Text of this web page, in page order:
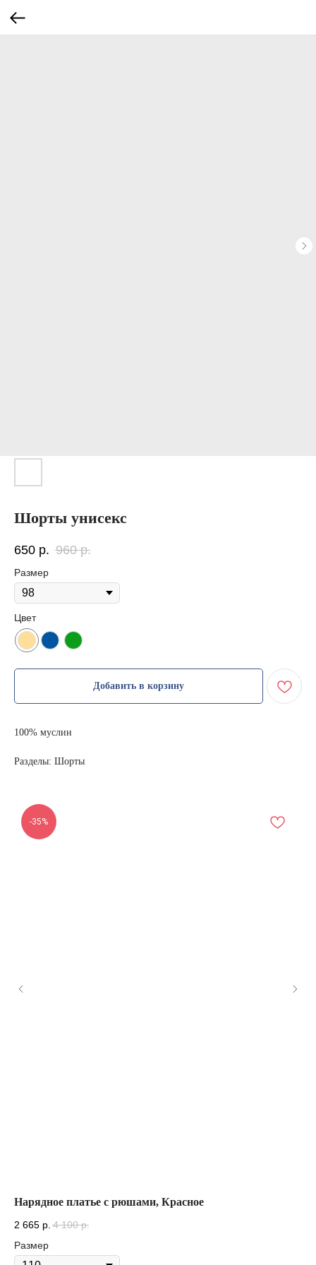
Шорты унисекс
650 р. 960 р.
Размер
Цвет
Добавить в корзину
100% муслин
Разделы: Шорты
-35%
Нарядное платье с рюшами, Красное
2 665 р. 4 100 р.
Размер